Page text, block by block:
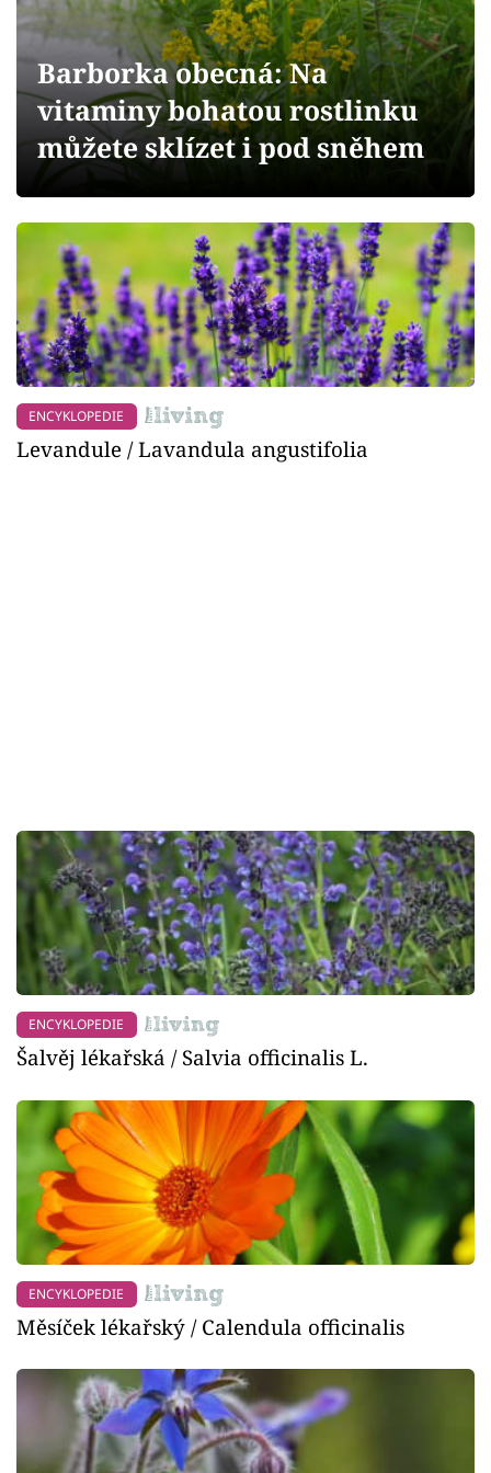
Přihlášení
Sledujte nás
Barborka obecná: Na
vitaminy bohatou rostlinku
můžete sklízet i pod sněhem
ENCYKLOPEDIE
Levandule / Lavandula angustifolia
ENCYKLOPEDIE
Šalvěj lékařská / Salvia officinalis L.
ENCYKLOPEDIE
Měsíček lékařský / Calendula officinalis